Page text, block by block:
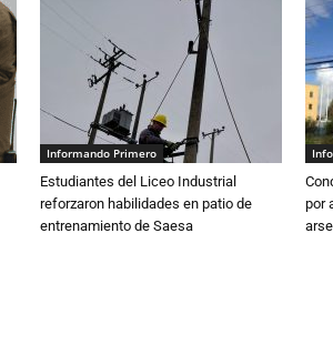
Informando Primero
Estudiantes del Liceo Industrial
reforzaron habilidades en patio de
entrenamiento de Saesa
por